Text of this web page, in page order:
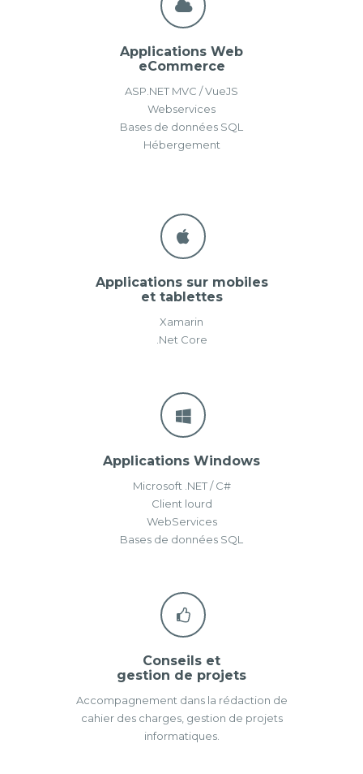
Applications Web
eCommerce
ASP.NET MVC / VueJS
Webservices
Bases de données SQL
Hébergement
Applications sur mobiles
et tablettes
Xamarin
.Net Core
Applications Windows
Microsoft .NET/ C#
Client lourd
WebServices
Bases de données SQL
Conseils et
gestion de projets
Accompagnement dans la rédaction de
cahier des charges, gestion de projets
informatiques.